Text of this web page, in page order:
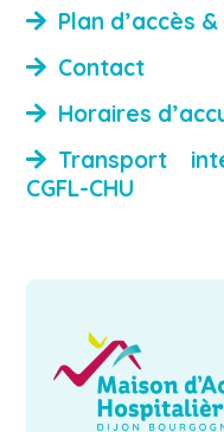
Plan d’accès
Contact
Horaires
Transport
CGFL-CHU